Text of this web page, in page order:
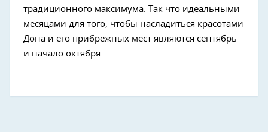
традиционного максимума. Так что идеальными
месяцами для того, чтобы насладиться красотами
Дона и его прибрежных мест являются сентябрь
и начало октября.